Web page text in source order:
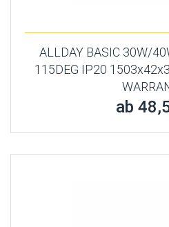
ALLDAY BASIC 30W/
115DEG IP20
ab